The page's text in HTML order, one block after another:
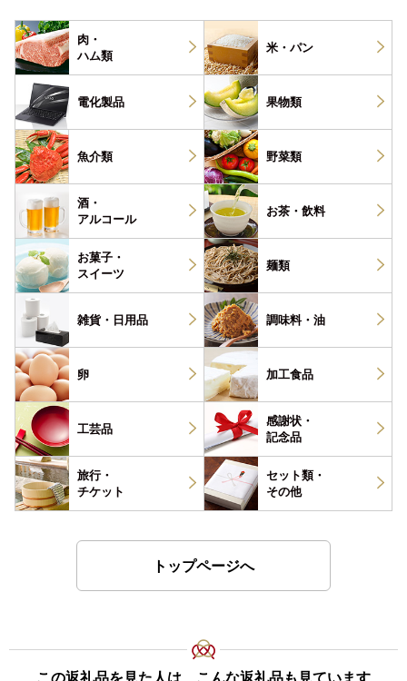
肉・
ハム類
米・パン
電化製品 果物類
魚介類 野菜類
酒・
アルコール
お茶・ 飲料
お菓子・
スイーツ
麺類
雑貨・ 日用品 調味料・ 油
卵 加工食品
工芸品
感謝状・
記念品
旅行・
チケット
セット類・
その他
トップページへ
この返礼品を見た人は、こんな返礼品も見ています